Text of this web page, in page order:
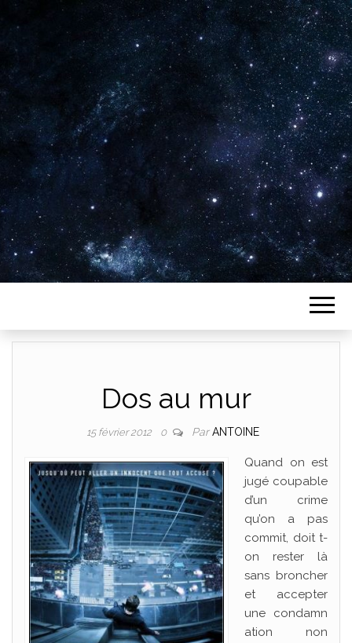
Plus de 2800 critiques de films
Dos au mur
15 février 2012 0 ParANTOINE
Quand on est
jugé coupable
d’un crime
qu’on a pas
commit, doit t-
on rester là
sans broncher
et accepter
une condamn
ation non